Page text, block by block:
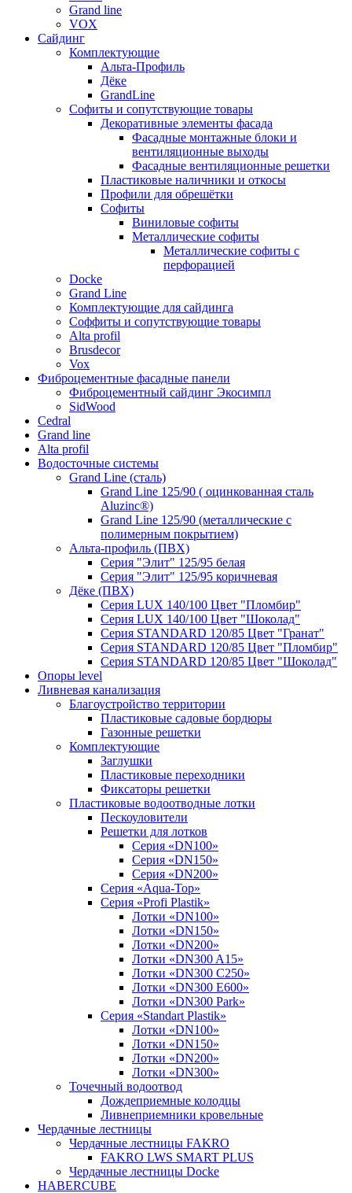
Grand line
VOX
Сайдинг
Комплектующие
Альта-Профиль
Дёке
GrandLine
Софиты и сопутствующие товары
Декоративные элементы фасада
Фасадные монтажные блоки и
вентиляционные выходы
Фасадные вентиляционные решетки
Пластиковые наличники и откосы
Профили для обрешётки
Софиты
Виниловые софиты
Металлические софиты
Металлические софиты с
перфорацией
Docke
Grand Line
Комплектующие для сайдинга
Соффиты и сопутствующие товары
Alta profil
Brusdecor
Vox
Фиброцементные фасадные панели
Фиброцементный сайдинг Экосимпл
SidWood
Cedral
Grand line
Аlta profil
Водосточные системы
Grand Line (сталь)
Grand Line 125/90 ( оцинкованная сталь
Aluzinc®)
Grand Line 125/90 (металлические с
полимерным покрытием)
Альта-профиль (ПВХ)
Серия "Элит" 125/95 белая
Серия "Элит" 125/95 коричневая
Дёке (ПВХ)
Серия LUX 140/100 Цвет "Пломбир"
Серия LUX 140/100 Цвет "Шоколад"
Серия STANDARD 120/85 Цвет "Гранат"
Серия STANDARD 120/85 Цвет "Пломбир"
Серия STANDARD 120/85 Цвет "Шоколад"
Опоры level
Ливневая канализация
Благоустройство территории
Пластиковые садовые бордюры
Газонные решетки
Комплектующие
Заглушки
Пластиковые переходники
Фиксаторы решетки
Пластиковые водоотводные лотки
Пескоуловители
Решетки для лотков
Серия «DN100»
Серия «DN150»
Серия «DN200»
Серия «Aqua-Top»
Серия «Profi Plastik»
Лотки «DN100»
Лотки «DN150»
Лотки «DN200»
Лотки «DN300 A15»
Лотки «DN300 C250»
Лотки «DN300 E600»
Лотки «DN300 Park»
Серия «Standart Plastik»
Лотки «DN100»
Лотки «DN150»
Лотки «DN200»
Лотки «DN300»
Точечный водоотвод
Дождеприемные колодцы
Ливнеприемники кровельные
Чердачные лестницы
Чердачные лестницы FAKRO
FAKRO LWS SMART PLUS
Чердачные лестницы Docke
HABERCUBE